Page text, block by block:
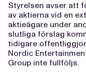
Styrelsen avser att
av aktierna vid en
aktieägare under
slutliga förslag
tidigare
Nordic
Group inte fullföljs.